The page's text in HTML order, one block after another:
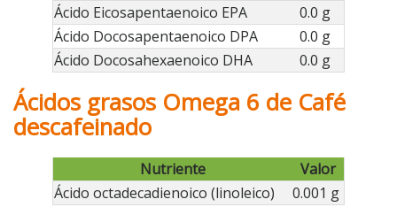
Ácido Eicosapentaenoico EPA
0.0 g
Ácido Docosapentaenoico DPA
0.0 g
Ácido Docosahexaenoico DHA
0.0 g
Ácidos grasos Omega 6 de Café
descafeinado
Nutriente
Valor
Ácido octadecadienoico (linoleico)
0.001 g